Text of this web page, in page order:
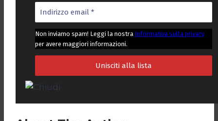
Non inviamo spam! Leggi la nostra Informativa sulla privacy
per avere maggiori informazioni.